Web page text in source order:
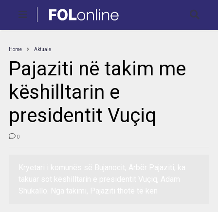
Home Aktuale
Pajaziti në takim me
këshilltarin e
presidentit Vuçiq
0